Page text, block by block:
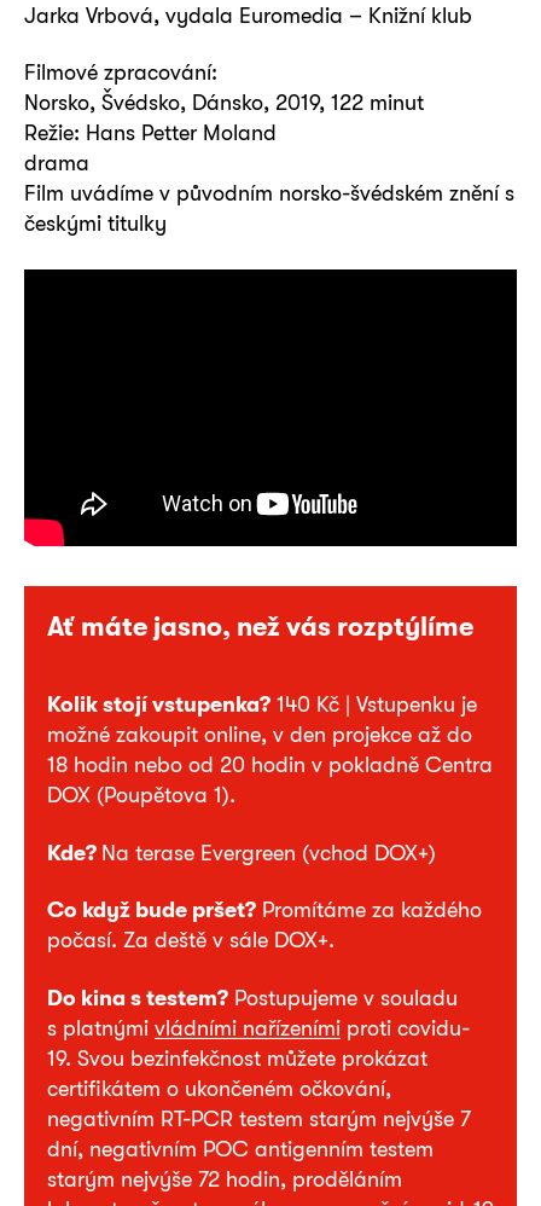
Ať máte jasno, než vás rozptýlíme
Kolik stojí vstupenka? 140 Kč | Vstupenku je
možné zakoupit online, v den projekce až do
18 hodin nebo od 20 hodin v pokladně Centra
DOX (Poupětova 1).
Kde? Na terase Evergreen (vchod DOX+)
Co když bude pršet? Promítáme za každého
počasí. Za deště v sále DOX+.
Do kina s testem? Postupujeme v souladu
s platnými vládními nařízeními proti covidu-
19. Svou bezinfekčnost můžete prokázat
certifikátem o ukončeném očkování,
negativním RT-PCR testem starým nejvýše 7
dní, negativním POC antigenním testem
starým nejvýše 72 hodin, proděláním
Jarka Vrbová, vydala Euromedia – Knižní klub
Filmové zpracování:
Norsko, Švédsko, Dánsko, 2019, 122 minut
Režie: Hans Petter Moland
drama
Film uvádíme v původním norsko-švédském znění s
českými titulky